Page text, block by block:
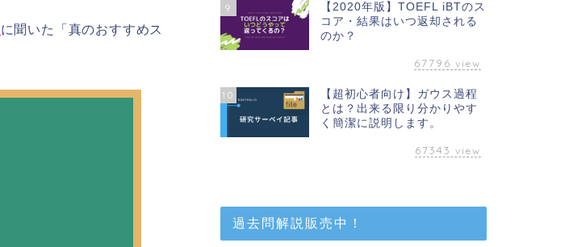
に聞いた「真のおすすめス
9
【2020年版】TOEFL iBTのス
コア・結果はいつ返却される
のか？
67796 view
10
【超初心者向け】ガウス過程
とは？出来る限り分かりやす
く簡潔に説明します。
67343 view
過去問解説販売中！